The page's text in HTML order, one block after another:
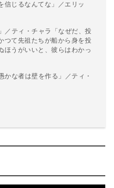
信じるなんてな」／エリッ
／ティ・チャラ「なぜだ、投
つて先祖たちが船から身を投
ほうがいいと、彼らはわかっ
かな者は壁を作る」／ティ・